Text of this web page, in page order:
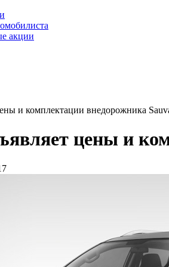
акции
и комплектации внедорожника
цены и